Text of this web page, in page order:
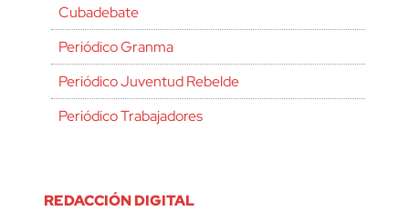
Cubadebate
Periódico Granma
Periódico Juventud Rebelde
Periódico Trabajadores
REDACCIÓN DIGITAL